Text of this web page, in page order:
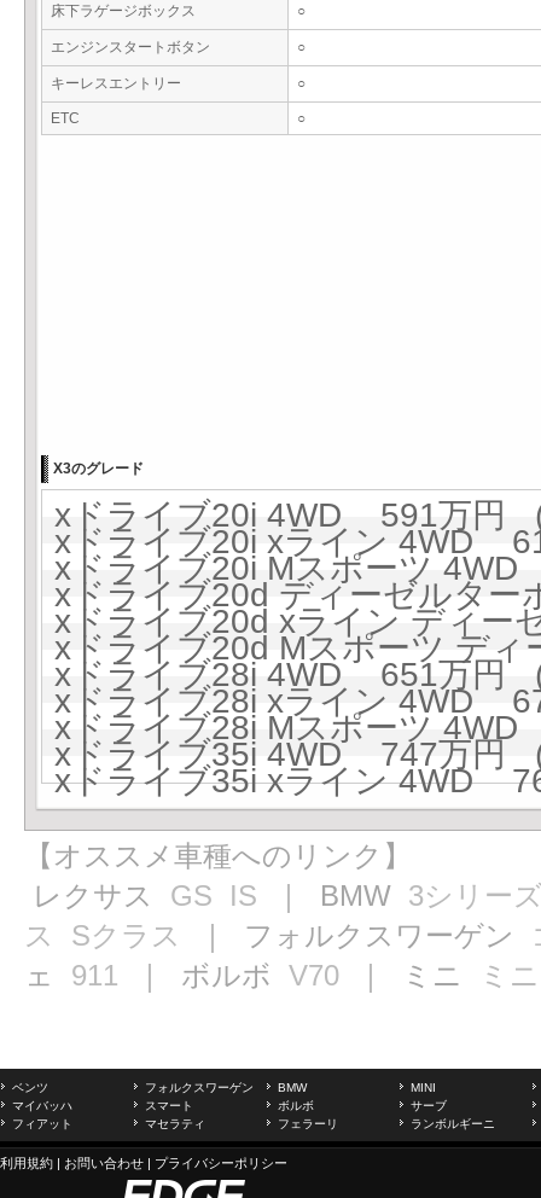
床下ラゲージボックス ○
エンジンスタートボタン ○
キーレスエントリー ○
ETC ○
X3のグレード
xドライブ20i 4WD 591万円
xドライブ20i xライン 4WD
xドライブ20i Mスポーツ
xドライブ20d ディーゼルタ
xドライブ20d xライン ディ
xドライブ20d Mスポーツ デ
xドライブ28i 4WD 651万円
xドライブ28i xライン 4WD
xドライブ28i Mスポーツ
xドライブ35i 4WD 747万円
xドライブ35i xライン 4WD
【オススメ車種へのリンク】
レクサス GS IS ｜ BMW 3シリー
ス
Sクラス ｜ フォルクスワーゲン
ェ 911 ｜ ボルボ V70 ｜ ミニ ミニ
ベンツ フォルクスワーゲン BMW
MINI
マイバッハ
スマート ボルボ
サーブ
フィアット
マセラティ フェラーリ ランボルギーニ
利用規約 | お問い合わせ | プライバシーポリシー